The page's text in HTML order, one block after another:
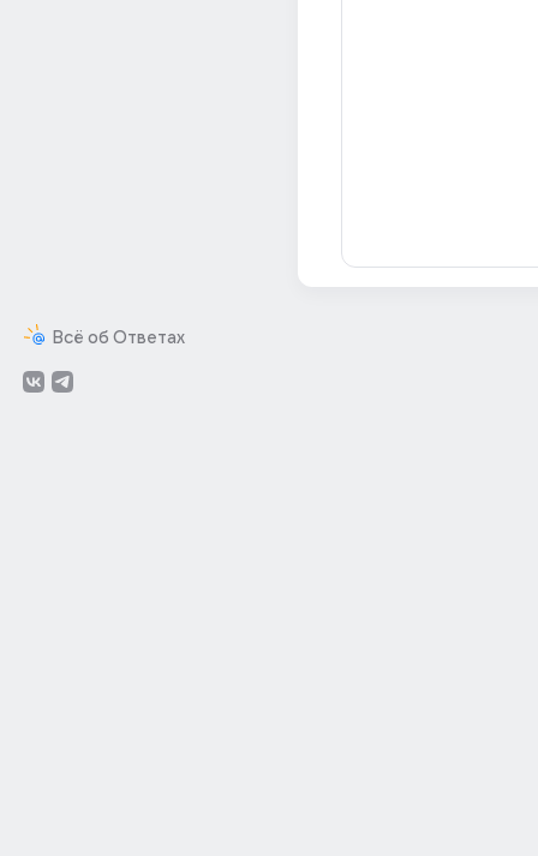
Всё об Ответах